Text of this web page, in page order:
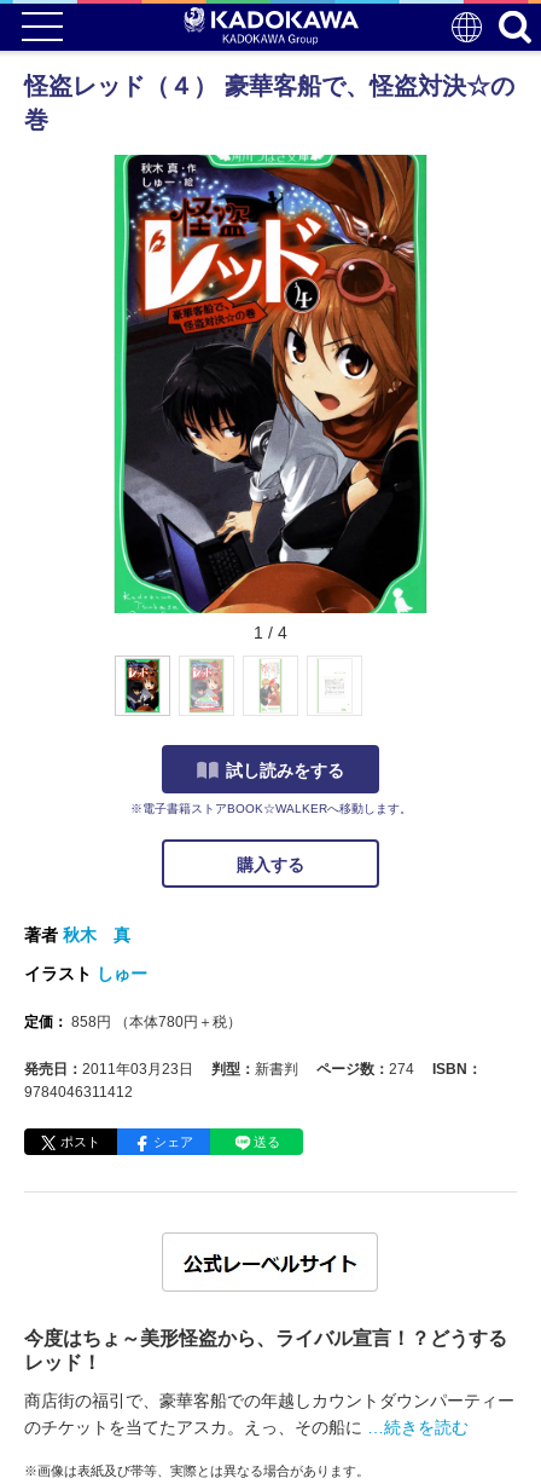
怪盗レッド（４） 豪華客船で、怪盗対決☆の
巻
1 / 4
試し読みをする
※電子書籍ストアBOOK☆WALKERへ移動します。
購入する
著者 秋木 真
イラスト しゅー
定価： 858円 （本体780円＋税）
発売日： 2011年03月23日 判型： 新書判 ページ数： 274
ISBN：
9784046311412
ポスト シェア 送る
今度はちょ～美形怪盗から、ライバル宣言！？どうする
レッド！
商店街の福引で、豪華客船での年越しカウントダウンパーティー
のチケットを当てたアスカ。えっ、その船に
…続きを読む
※画像は表紙及び帯等、実際とは異なる場合があります。